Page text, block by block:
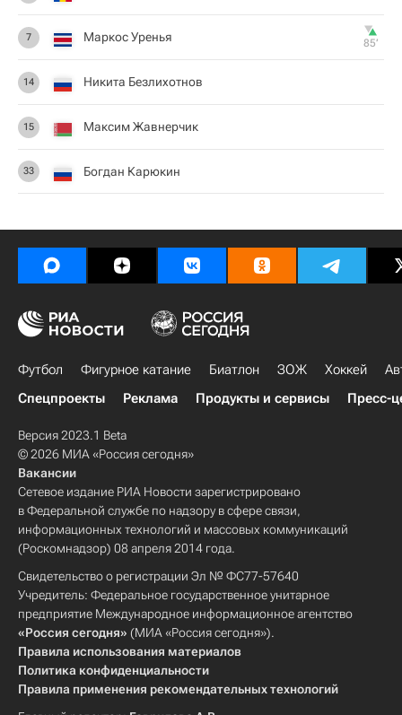
7 Маркос Уренья 85‎’‎
14 Никита Безлихотнов
15 Максим Жавнерчик
33 Богдан Карюкин
Футбол Фигурное катание Биатлон ЗОЖ Хоккей
Спецпроекты
Реклама Продукты и сервисы Пресс-
Версия 2023.1 Beta
© 2026 МИА «Россия сегодня»
Вакансии
Сетевое издание РИА Новости зарегистрировано
в Федеральной службе по надзору в сфере связи,
информационных технологий и массовых коммуникаций
(Роскомнадзор) 08 апреля 2014 года.
Свидетельство о регистрации Эл № ФС77-57640
Учредитель: Федеральное государственное унитарное
предприятие Международное информационное агентство
«Россия сегодня» (МИА «Россия сегодня»).
Правила использования материалов
Политика конфиденциальности
Правила применения рекомендательных технологий